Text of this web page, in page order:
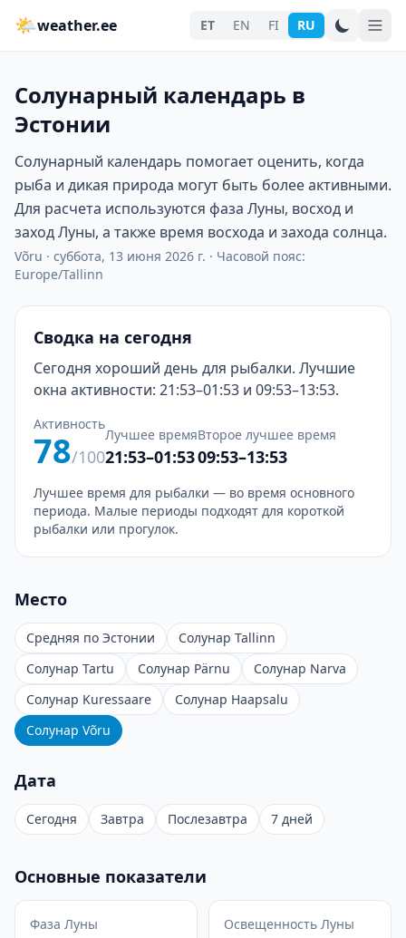
🌤weather.ee ET EN FI RU
Солунарный календарь в
Эстонии
Солунарный календарь помогает оценить, когда
рыба и дикая природа могут быть более активными.
Для расчета используются фаза Луны, восход и
заход Луны, а также время восхода и захода солнца.
Võru · суббота, 13 июня 2026 г. · Часовой пояс:
Europe/Tallinn
Сводка на сегодня
Сегодня хороший день для рыбалки. Лучшие
окна активности: 21:53–01:53 и 09:53–13:53.
Активность
78/100
Лучшее время
21:53–01:53
Второе лучшее время
09:53–13:53
Лучшее время для рыбалки — во время основного
периода. Малые периоды подходят для короткой
рыбалки или прогулок.
Место
Средняя по Эстонии
Солунар Tallinn
Солунар Tartu
Солунар Pärnu
Солунар Narva
Солунар Kuressaare
Солунар Haapsalu
Солунар Võru
Дата
Сегодня Завтра Послезавтра 7 дней
Основные показатели
Фаза Луны Освещенность Луны